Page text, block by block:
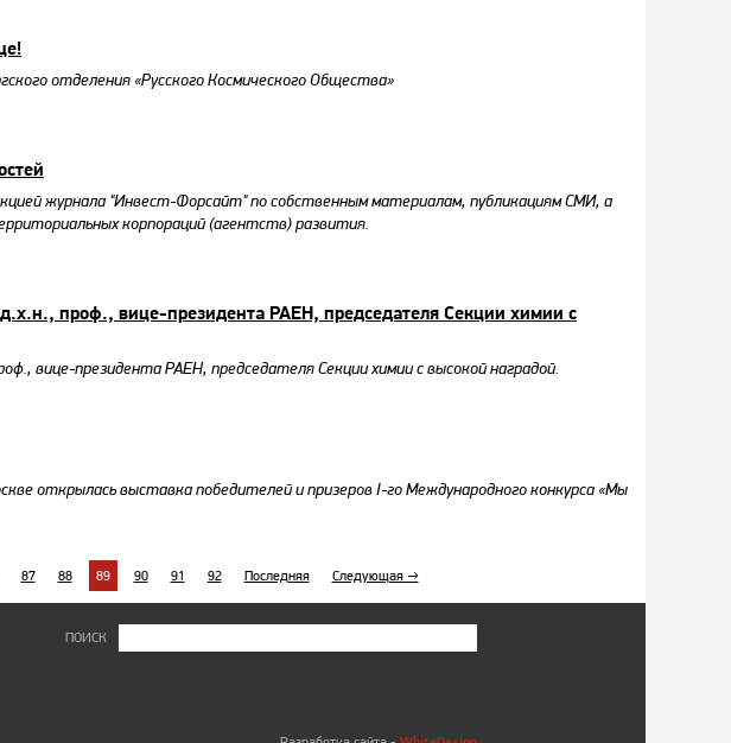
отделения «Русского Космического Общества»
журнала "Инвест-Форсайт" по собственным материалам, публикациям СМИ, а
корпораций (агентств) развития.
проф., вице-президента РАЕН, председателя Секции химии с
вице-президента РАЕН, председателя Секции химии с высокой наградой.
открылась выставка победителей и призеров I-го Международного конкурса «Мы
87 88 89 90 91 92 Последняя Следующая →
ПОИСК